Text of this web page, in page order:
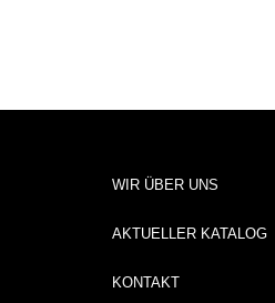
WIR ÜBER UNS
AKTUELLER KATALOG
KONTAKT